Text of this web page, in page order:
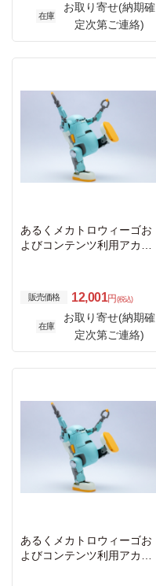
在庫
お取り寄せ(納期確
定次第ご連絡)
あるくメカトロウィーゴお
よびコンテンツ利用アカウ
販売価格 12,001円 (税込)
在庫
お取り寄せ(納期確
定次第ご連絡)
あるくメカトロウィーゴお
よびコンテンツ利用アカウ